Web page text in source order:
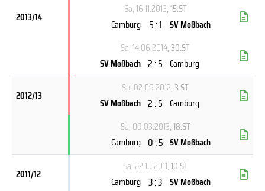
2013/14
Sa, 16.11.2013, 15.ST
Camburg 5 : 1 SV Moßbach
Sa, 14.06.2014, 30.ST
SV Moßbach 2 : 5 Camburg
2012/13
So, 02.09.2012, 3.ST
SV Moßbach 2 : 5 Camburg
Sa, 09.03.2013, 18.ST
Camburg 0 : 5 SV Moßbach
2011/12
Sa, 22.10.2011, 10.ST
Camburg 3 : 3 SV Moßbach